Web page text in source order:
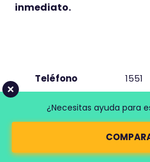
¿Necesitas ayuda para
inmediato.
Teléfono 1551